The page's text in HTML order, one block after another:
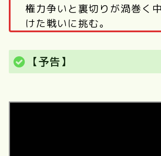
権力争いと裏切りが渦巻く
けた戦いに挑む。
【予告】